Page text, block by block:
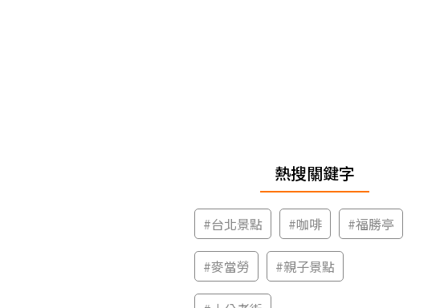
熱搜關鍵字
#台北景點 #咖啡 #福勝亭
#麥當勞 #親子景點